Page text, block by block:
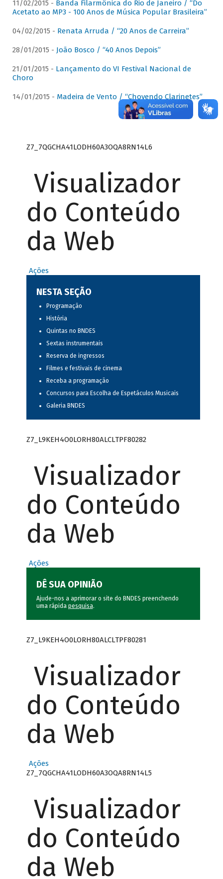
11/02/2015 - Banda Filarmônica do Rio de Janeiro / “Do
Acetato ao MP3 - 100 Anos de Música Popular Brasileira”
04/02/2015 - Renata Arruda / “20 Anos de Carreira”
28/01/2015 - João Bosco / “40 Anos Depois”
21/01/2015 - Lançamento do VI Festival Nacional de
Choro
14/01/2015 - Madeira de Vento / “Chovendo Clarinetes”
Z7_7QGCHA41LODH60A3OQA8RN14L6
Visualizador
do Conteúdo
da Web
Ações
NESTA SEÇÃO
Programação
História
Quintas no BNDES
Sextas instrumentais
Reserva de ingressos
Filmes e festivais de cinema
Receba a programação
Concursos para Escolha de Espetáculos Musicais
Galeria BNDES
Z7_L9KEH4O0LORH80ALCLTPF80282
Visualizador
do Conteúdo
da Web
Ações
DÊ SUA OPINIÃO
Ajude-nos a aprimorar o site do BNDES preenchendo
uma rápida pesquisa.
Z7_L9KEH4O0LORH80ALCLTPF80281
Visualizador
do Conteúdo
da Web
Ações
Z7_7QGCHA41LODH60A3OQA8RN14L5
Visualizador
do Conteúdo
da Web